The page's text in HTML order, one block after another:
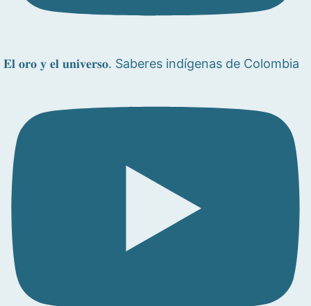
𝐄𝐥 𝐨𝐫𝐨 𝐲 𝐞𝐥 𝐮𝐧𝐢𝐯𝐞𝐫𝐬𝐨. Saberes indígenas de Colombia